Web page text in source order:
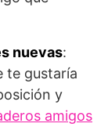
nuevas:
te gustaría
y
amigos